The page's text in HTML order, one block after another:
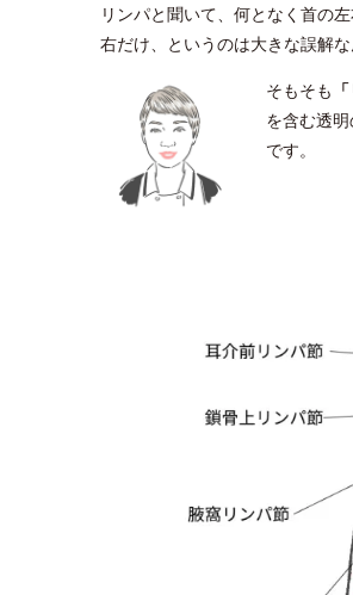
リンパと聞いて、何となく首の
右だけ、というのは大きな誤解な
そもそも
を含む透明
です。